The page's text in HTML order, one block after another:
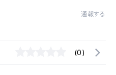
通報する
(0)